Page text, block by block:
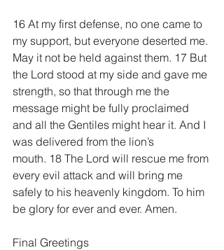
16 At my first defense, no one came to
my support, but everyone deserted me.
May it not be held against them. 17 But
the Lord stood at my side and gave me
strength, so that through me the
message might be fully proclaimed
and all the Gentiles might hear it. And I
was delivered from the lion’s
mouth. 18 The Lord will rescue me from
every evil attack and will bring me
safely to his heavenly kingdom. To him
be glory for ever and ever. Amen.
Final Greetings